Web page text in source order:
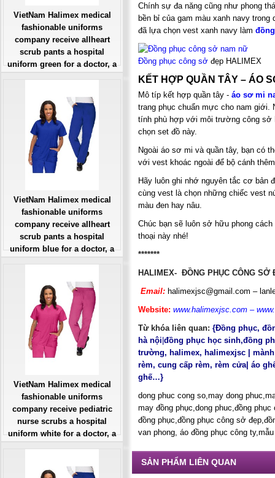
Chính sự đa năng cũng như phong
bền bỉ của gam màu xanh navy
đã lựa chọn vest xanh navy làm
Đồng phục công sở đẹp HALIMEX
KẾT HỢP QUẦN TÂY – ÁO
Mô típ kết hợp quần tây - áo sơ mi
trang phục chuẩn mực cho nam giới.
tính phù hợp với môi trường công sở
chọn set đồ này.
Ngoài áo sơ mi và quần tây, bạn có
với vest khoác ngoài để bộ cánh
Hãy luôn ghi nhớ nguyên tắc cơ bản
cùng vest là chọn những chiếc vest
màu đen hay nâu.
Chúc bạn sẽ luôn sở hữu phong
thoại này nhé!
*******
HALIMEX- ĐỒNG PHỤC CÔNG SỞ
Email: halimexjsc@gmail.com –
Website: www.halimexjsc.com –
Từ khóa liên quan: {Đồng phục,
hà nội|đồng phục học sinh,đồng
trường, halimex, halimexjsc |
rèm, cung cấp rèm, rèm cửa| áo
ghế…}
dong phuc cong so,may dong
may đồng phục,dong phuc,đồng
đồng phục,đồng phục công sở
van phong, áo đồng phục công
SẢN PHẨM LIÊN QUAN
VietNam Halimex medical
fashionable uniforms
company receive allheart
scrub pants a hospital
uniform green for a doctor, a
Giá: Liên Hệ
Đặt hàng
VietNam Halimex medical
fashionable uniforms
company receive allheart
scrub pants a hospital
uniform blue for a doctor, a
Giá: Liên Hệ
Đặt hàng
VietNam Halimex medical
fashionable uniforms
company receive pediatric
nurse scrubs a hospital
uniform white for a doctor, a
Giá: Liên Hệ